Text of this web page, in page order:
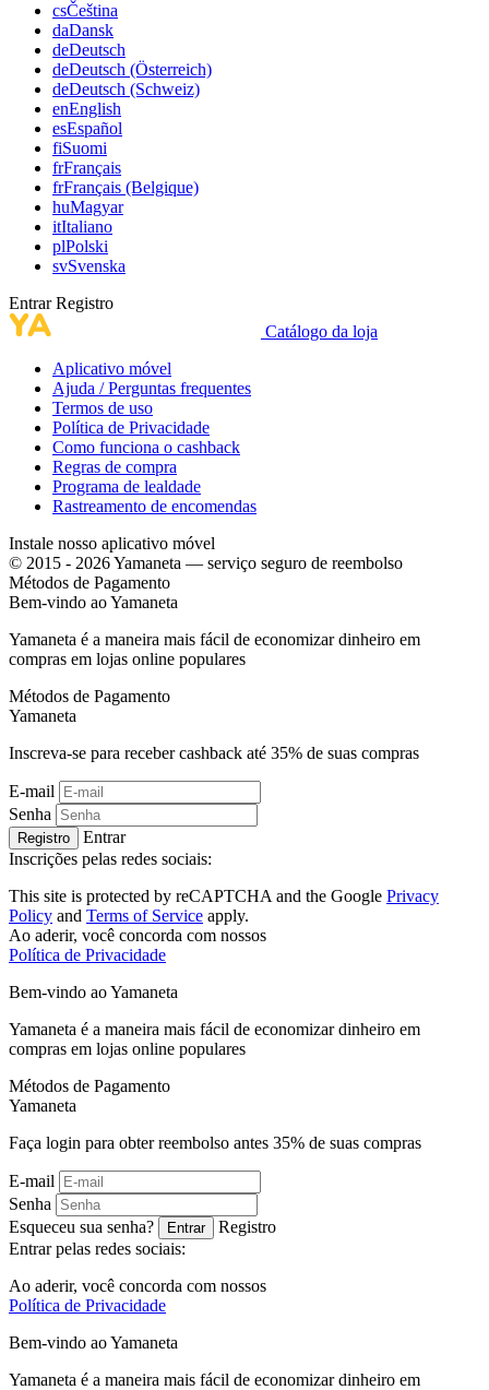
csČeština
daDansk
deDeutsch
deDeutsch (Österreich)
deDeutsch (Schweiz)
enEnglish
esEspañol
fiSuomi
frFrançais
frFrançais (Belgique)
huMagyar
itItaliano
plPolski
svSvenska
Entrar Registro
Catálogo da loja
Aplicativo móvel
Ajuda / Perguntas frequentes
Termos de uso
Política de Privacidade
Como funciona o cashback
Regras de compra
Programa de lealdade
Rastreamento de encomendas
Instale nosso aplicativo móvel
© 2015 - 2026 Yamaneta — serviço seguro de reembolso
Métodos de Pagamento
Bem-vindo aoYamaneta
Yamaneta é a maneira mais fácil de economizar dinheiro em
compras em lojas online populares
Métodos de Pagamento
Yamaneta
Inscreva-se para receber cashback até 35% de suas compras
E-mail
Senha
Registro
Entrar
Inscrições pelas redes sociais:
This site is protected by reCAPTCHA and the Google Privacy
Policy and Terms of Service apply.
Ao aderir, você concorda com nossos
Política de Privacidade
Bem-vindo aoYamaneta
Yamaneta é a maneira mais fácil de economizar dinheiro em
compras em lojas online populares
Métodos de Pagamento
Yamaneta
Faça login para obter reembolso antes 35% de suas compras
E-mail
Senha
Esqueceu sua senha?
Entrar
Registro
Entrar pelas redes sociais:
Ao aderir, você concorda com nossos
Política de Privacidade
Bem-vindo aoYamaneta
Yamaneta é a maneira mais fácil de economizar dinheiro em